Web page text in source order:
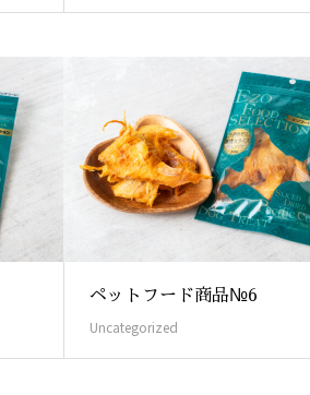
ペットフード商品№6
Uncategorized